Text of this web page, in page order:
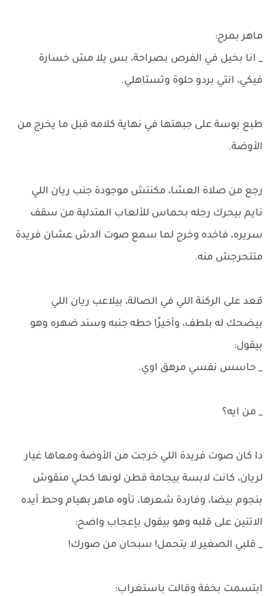
ماهر بمرح:
_ انا بخيل في الفرص بصراحة، بس يلا مش خسارة
فيكي، انتي بردو حلوة وتستاهلي.
طبع بوسة على جبهتها في نهاية كلامه قبل ما يخرج من
الأوضة.
رجع من صلاة العشا، مكنتش موجودة جنب ريان اللي
نايم بيحرك رجله بحماس للألعاب المتدلية من سقف
سريره، فاخده وخرج لما سمع صوت الدش عشان فريدة
متتحرجش منه.
قعد على الركنة اللي في الصالة، بيلاعب ريان اللي
بيضحك له بلطف، وأخيرًا حطه جنبه وسند ضهره وهو
بيقول:
_ حاسس نفسي مرهق اوي.
_ من ايه؟
دا كان صوت فريدة اللي خرجت من الأوضة ومعاها غيار
لريان، كانت لابسة بيجامة قطن لونها كحلي منقوش
بنجوم بيضا، وفاردة شعرها، تأوه ماهر بهيام وحط أيده
الاتنين على قلبه وهو بيقول بإعجاب واضح:
_ قلبي الصغير لا يتحمل! سبحان من صورك!
ابتسمت بخفة وقالت باستغراب: